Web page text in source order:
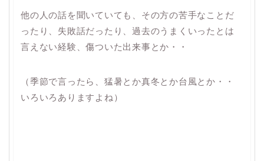
他の人の話を聞いていても、その方の苦手なことだ
ったり、失敗話だったり、過去のうまくいったとは
言えない経験、傷ついた出来事とか・・
（季節で言ったら、猛暑とか真冬とか台風とか・・
いろいろありますよね）